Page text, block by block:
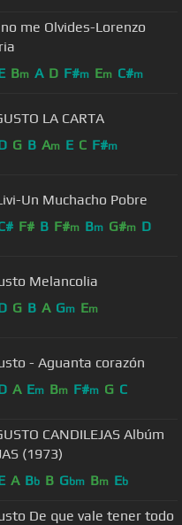
me Olvides-Lorenzo
Bm A D F#m Em C#m
LA CARTA
G B Am E C F#m
Un Muchacho Pobre
F# B F#m Bm G#m D
Melancolia
G B A Gm Em
- Aguanta corazón
A Em Bm F#m G C
Albúm
(1973)
A Bb B Gbm Bm Eb
De que vale tener todo